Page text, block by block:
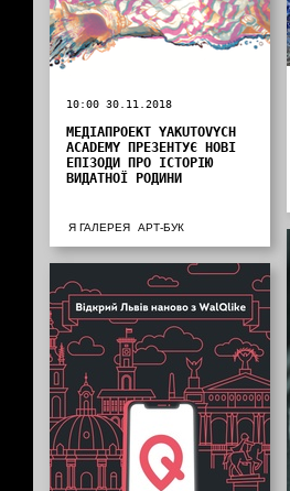
10:00 30.11.2018
МЕДІАПРОЕКТ YAKUTOVYCH
ACADEMY ПРЕЗЕНТУЄ НОВІ
ЕПІЗОДИ ПРО ІСТОРІЮ
ВИДАТНОЇ РОДИНИ
Я ГАЛЕРЕЯ АРТ-БУК